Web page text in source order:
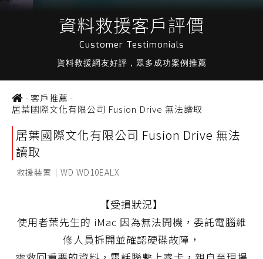
資料救援客戶評價
Customer Testimonials
資料救援網友好評，眾多成功案例推薦
-客戶推薦 -
居葉國際文化有限公司 Fusion Drive 無法讀取
居葉國際文化有限公司 Fusion Drive 無法
讀取
救援裝置｜WD WD10EALX
【受損狀況】
使用者葉先生的 iMac 因為無法開機，委託電腦維
修人員拆開並確認硬碟故障，